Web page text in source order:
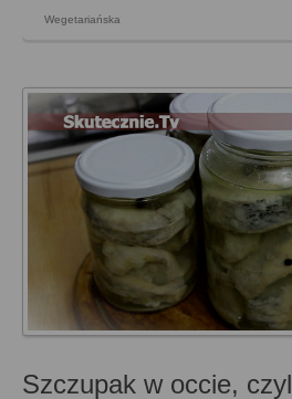
Wegetariańska
Szczupak w occie,